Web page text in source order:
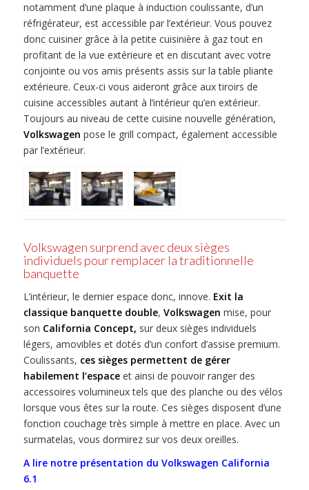
notamment d’une plaque à induction coulissante, d’un
réfrigérateur, est accessible par l’extérieur. Vous pouvez
donc cuisiner grâce à la petite cuisinière à gaz tout en
profitant de la vue extérieure et en discutant avec votre
conjointe ou vos amis présents assis sur la table pliante
extérieure. Ceux-ci vous aideront grâce aux tiroirs de
cuisine accessibles autant à l’intérieur qu’en extérieur.
Toujours au niveau de cette cuisine nouvelle génération,
Volkswagen pose le grill compact, également accessible
par l’extérieur.
Volkswagen surprend avec deux sièges
individuels pour remplacer la traditionnelle
banquette
L’intérieur, le dernier espace donc, innove. Exit la
classique banquette double, Volkswagen mise, pour
son California Concept, sur deux sièges individuels
légers, amovibles et dotés d’un confort d’assise premium.
Coulissants, ces sièges permettent de gérer
habilement l’espaceet ainsi de pouvoir ranger des
accessoires volumineux tels que des planche ou des vélos
lorsque vous êtes sur la route. Ces sièges disposent d’une
fonction couchage très simple à mettre en place. Avec un
surmatelas, vous dormirez sur vos deux oreilles.
A lire notre présentation du Volkswagen California
6.1